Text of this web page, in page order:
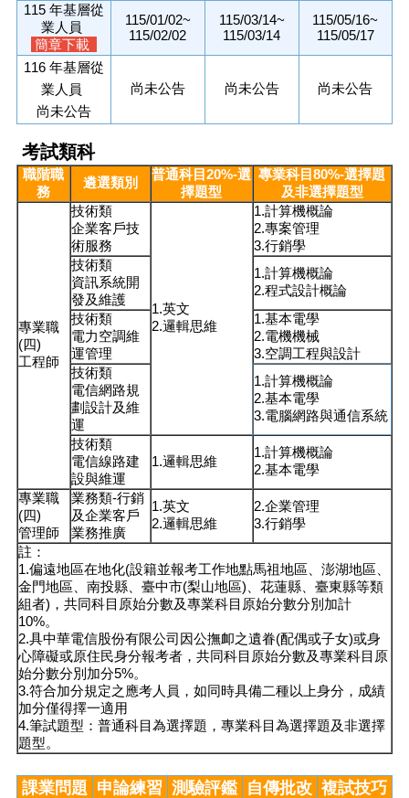
115 年基層從
業人員
簡章下載
115/01/02~
115/02/02
115/03/14~
115/03/14
115/05/16~
115/05/17
116 年基層從
業人員
尚未公告
尚未公告 尚未公告 尚未公告
考試類科
職階職
務
遴選類別
普通科目20%-選
擇題型
專業科目80%-選擇題
及非選擇題型
專業職
(四)
工程師
技術類
企業客戶技
術服務
1.英文
2.邏輯思維
1.計算機概論
2.專案管理
3.行銷學
技術類
資訊系統開
發及維護
1.計算機概論
2.程式設計概論
技術類
電力空調維
運管理
1.基本電學
2.電機機械
3.空調工程與設計
技術類
電信網路規
劃設計及維
運
1.計算機概論
2.基本電學
3.電腦網路與通信系統
技術類
電信線路建
設與維運
1.邏輯思維
1.計算機概論
2.基本電學
專業職
(四)
管理師
業務類-行銷
及企業客戶
業務推廣
1.英文
2.邏輯思維
2.企業管理
3.行銷學
註：
1.偏遠地區在地化(設籍並報考工作地點馬祖地區、澎湖地區、
金門地區、南投縣、臺中市(梨山地區)、花蓮縣、臺東縣等類
組者)，共同科目原始分數及專業科目原始分數分別加計
10%。
2.具中華電信股份有限公司因公撫卹之遺眷(配偶或子女)或身
心障礙或原住民身分報考者，共同科目原始分數及專業科目原
始分數分別加分5%。
3.符合加分規定之應考人員，如同時具備二種以上身分，成績
加分僅得擇一適用
4.筆試題型：普通科目為選擇題，專業科目為選擇題及非選擇
題型。
課業問題 申論練習 測驗評鑑 自傳批改 複試技巧